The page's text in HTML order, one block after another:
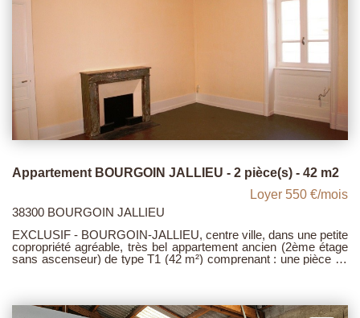
Appartement BOURGOIN JALLIEU - 2 pièce(s) - 42 m2
Loyer 550 €/mois
38300 BOURGOIN JALLIEU
EXCLUSIF - BOURGOIN-JALLIEU, centre ville, dans une petite
copropriété agréable, très bel appartement ancien (2ème étage
sans ascenseur) de type T1 (42 m²) comprenant : une pièce de